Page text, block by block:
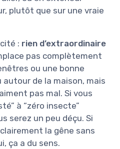
plutôt que sur une vraie
: rien d’extraordinaire
pas complètement
ou une bonne
autour de la maison, mais
pas mal. Si vous
à “zéro insecte”
serez un peu déçu. Si
la gêne sans
ça a du sens.